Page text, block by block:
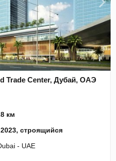
Trade Center, Дубай, ОАЭ
км
строящийся
- UAE